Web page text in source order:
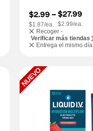
$2.99 –
$1.87/ea.
$27.99
$2.99/ea.
Recoger -
Verificar más tiendas
Entrega el mismo día
NUEVO